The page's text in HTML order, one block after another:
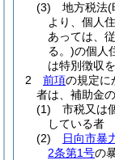
(3)
地方税法(
より、個人
あっては、
る。)の個人
は特別徴収
2
前項の規定に
者は、補助金
(1)
市税又は
している者
(2)
日向市暴
2条第1号の